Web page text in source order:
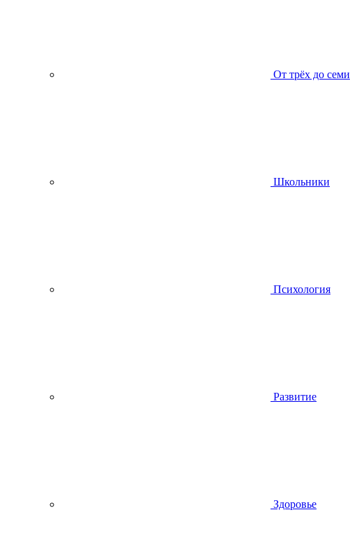
От трёх до семи
Школьники
Психология
Развитие
Здоровье